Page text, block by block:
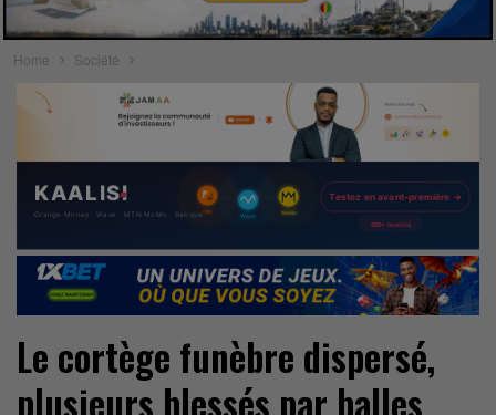
Home Société
Le cortège funèbre dispersé,
plusieurs blessés par balles